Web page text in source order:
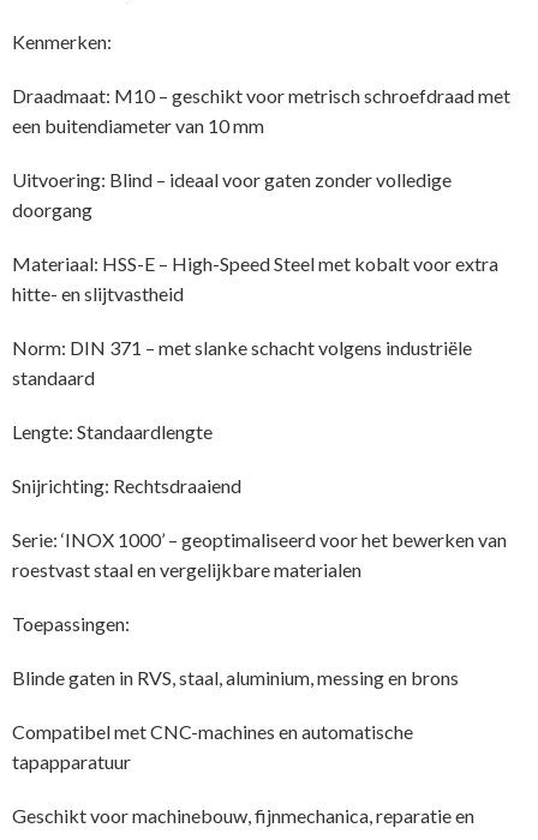
Kenmerken:
Draadmaat: M10 – geschikt voor metrisch schroefdraad met
een buitendiameter van 10 mm
Uitvoering: Blind – ideaal voor gaten zonder volledige
doorgang
Materiaal: HSS-E – High-Speed Steel met kobalt voor extra
hitte- en slijtvastheid
Norm: DIN 371 – met slanke schacht volgens industriële
standaard
Lengte: Standaardlengte
Snijrichting: Rechtsdraaiend
Serie: ‘INOX 1000’ – geoptimaliseerd voor het bewerken van
roestvast staal en vergelijkbare materialen
Toepassingen:
Blinde gaten in RVS, staal, aluminium, messing en brons
Compatibel met CNC-machines en automatische
tapapparatuur
Geschikt voor machinebouw, fijnmechanica, reparatie en